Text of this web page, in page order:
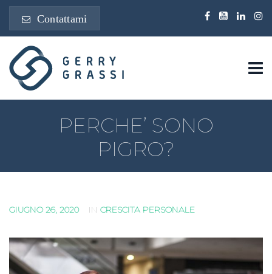
Contattami
PERCHE’ SONO
PIGRO?
GIUGNO 26, 2020 IN CRESCITA PERSONALE